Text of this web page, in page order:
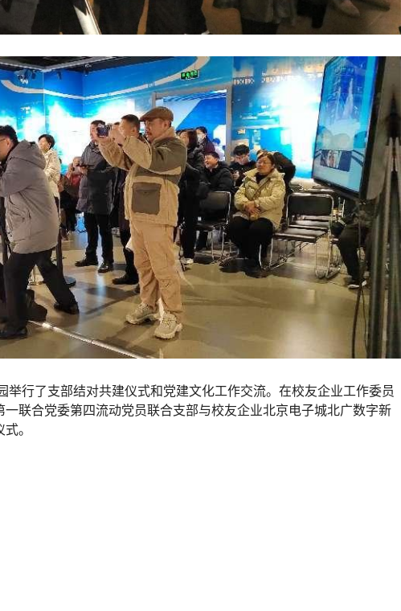
举行了支部结对共建仪式和党建文化工作交流。在校友企业工作委员
联合党委第四流动党员联合支部与校友企业北京电子城北广数字新
。